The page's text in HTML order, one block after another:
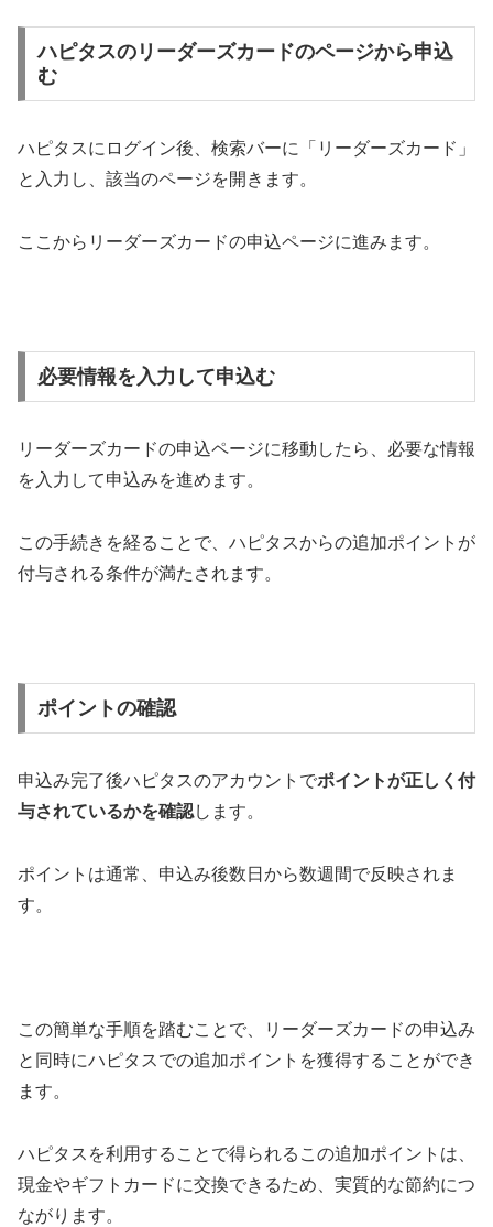
ハピタスのリーダーズカードのページから申込
む
ハピタスにログイン後、検索バーに「リーダーズカード」
と入力し、該当のページを開きます。
ここからリーダーズカードの申込ページに進みます。
必要情報を入力して申込む
リーダーズカードの申込ページに移動したら、必要な情報
を入力して申込みを進めます。
この手続きを経ることで、ハピタスからの追加ポイントが
付与される条件が満たされます。
ポイントの確認
申込み完了後ハピタスのアカウントでポイントが正しく付
与されているかを確認します。
ポイントは通常、申込み後数日から数週間で反映されま
す。
この簡単な手順を踏むことで、リーダーズカードの申込み
と同時にハピタスでの追加ポイントを獲得することができ
ます。
ハピタスを利用することで得られるこの追加ポイントは、
現金やギフトカードに交換できるため、実質的な節約につ
ながります。